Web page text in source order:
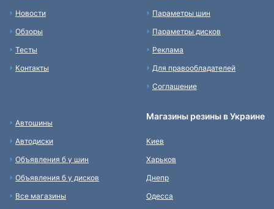
Новости
Обзоры
Тесты
Контакты
Параметры шин
Параметры дисков
Реклама
Для правообладателей
Соглашение
Автошины
Автодиски
Объявления б у шин
Объявления б у дисков
Все магазины
Магазины резины в Украине
Киев
Харьков
Днепр
Одесса